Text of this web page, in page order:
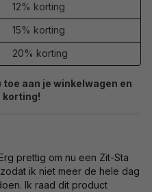
12% korting
15% korting
20% korting
aan je winkelwagen en
korting!
prettig om nu een Zit-Sta
ik niet meer de hele dag
Ik raad dit product